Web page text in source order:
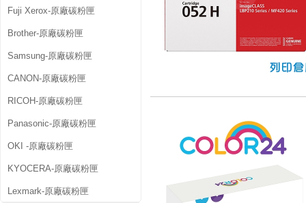
Fuji Xerox-原廠碳粉匣
Brother-原廠碳粉匣
Samsung-原廠碳粉匣
CANON-原廠碳粉匣
RICOH-原廠碳粉匣
Panasonic-原廠碳粉匣
OKI -原廠碳粉匣
KYOCERA-原廠碳粉匣
Lexmark-原廠碳粉匣